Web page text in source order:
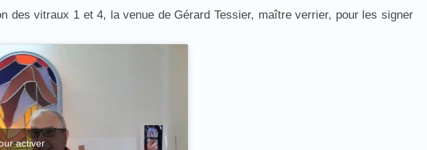
des vitraux 1 et 4, la venue de Gérard Tessier, maître verrier, pour les signer
activer